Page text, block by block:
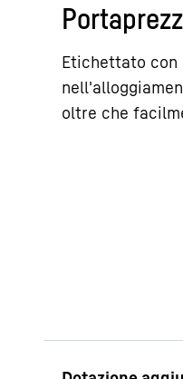
Etichettato con
oltre che